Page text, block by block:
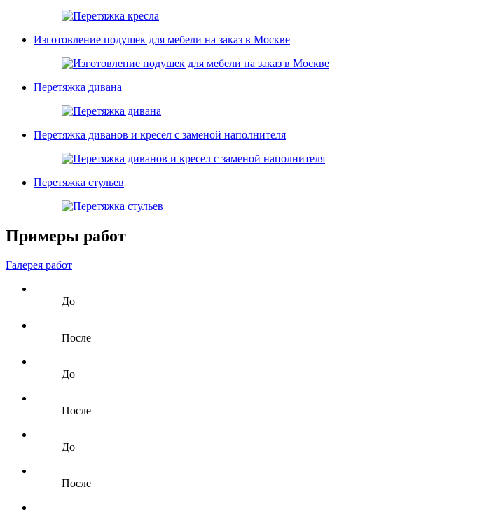
Изготовление подушек для мебели на заказ в Москве
Перетяжка дивана
Перетяжка диванов и кресел с заменой наполнителя
Перетяжка стульев
Примеры работ
Галерея работ
До
После
До
После
До
После